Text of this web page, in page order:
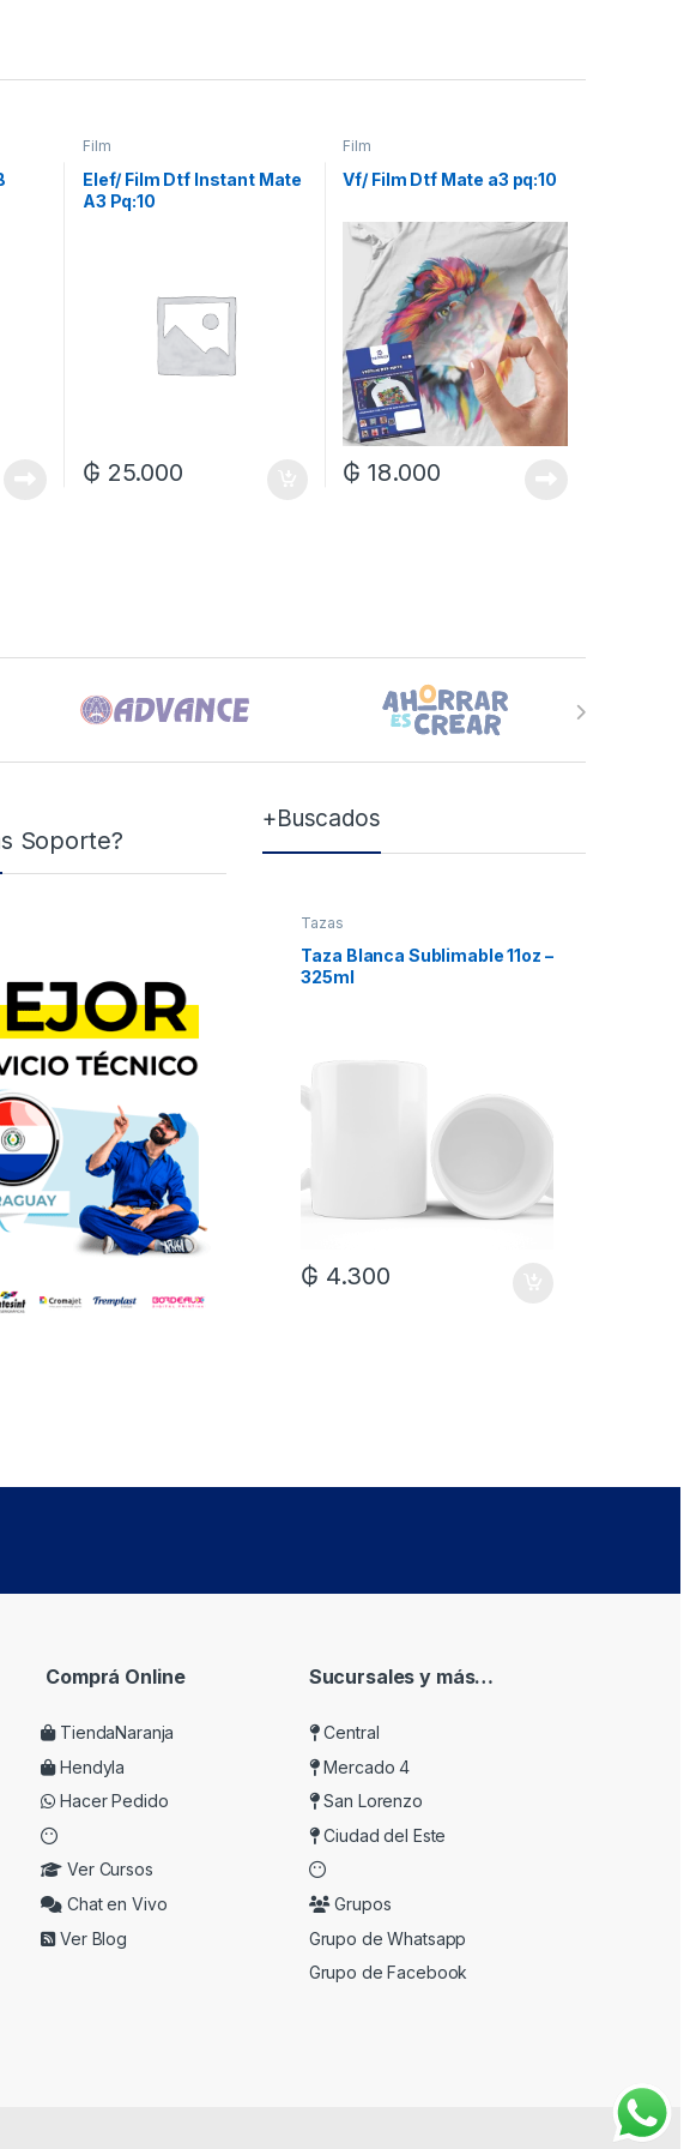
Film
Elef/ Film Dtf Instant Mate
A3 Pq:10
₲ 25.000
Film
Vf/ Film Dtf Mate a3 pq:10
₲18.000
Soporte?
+Buscados
Tazas
Taza Blanca Sublimable 11oz –
325ml
₲ 4.300
Comprá Online
TiendaNaranja
Hendyla
Hacer Pedido
Ver Cursos
Chat en Vivo
Ver Blog
Sucursales y más…
Central
Mercado 4
San Lorenzo
Ciudad del Este
Grupos
Grupo de Whatsapp
Grupo de Facebook